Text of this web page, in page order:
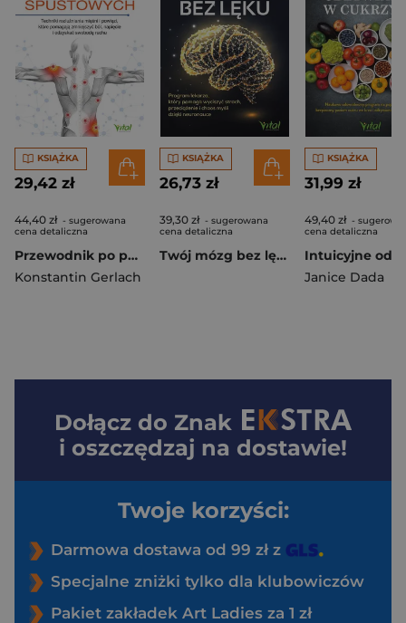
KSIĄŻKA
29,42 zł
44,40 zł - sugerowana
cena detaliczna
Przewodnik po punktach spustowych. Techniki rozluźniania mięśni i powięzi, które pomagają zmniejszyć ból, napięcie i odzyskać swobodę ruchu
Konstantin Gerlach
KSIĄŻKA
26,73 zł
39,30 zł - sugerowana
cena detaliczna
Twój mózg bez lęku. Program lekarza, który pomaga wyciszyć strach, przeciążenie i chaos myśli dzięki neuronauce
KSIĄŻKA
31,99 zł
49,40 zł -
cena detaliczna
Janice Dada
Dołącz do Znak
i oszczędzaj na dostawie!
Twoje korzyści:
Darmowa dostawa od 99 zł z
Specjalne zniżki tylko dla klubowiczów
Pakiet zakładek Art Ladies za 1 zł